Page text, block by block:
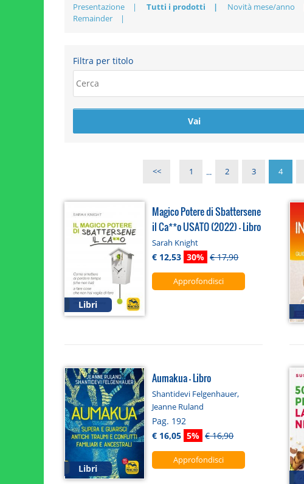
Presentazione Tutti i prodotti Novità mese/anno
Remainder
Filtra per titolo
<< 1 ... 2 3 4
Libri
Magico Potere di Sbattersene
il Ca**o USATO (2022) - Libro
Sarah Knight
€ 12,53 30% € 17,90
Approfondisci
Libri
Aumakua - Libro
Shantidevi Felgenhauer,
Jeanne Ruland
Pag. 192
€ 16,05 5% € 16,90
Approfondisci